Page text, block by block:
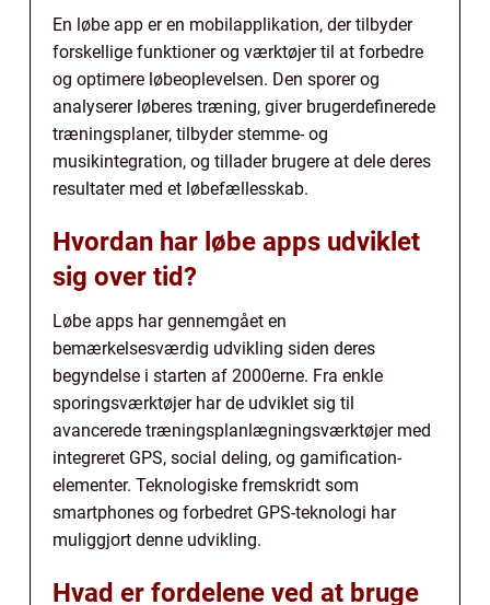
En løbe app er en mobilapplikation, der tilbyder
forskellige funktioner og værktøjer til at forbedre
og optimere løbeoplevelsen. Den sporer og
analyserer løberes træning, giver brugerdefinerede
træningsplaner, tilbyder stemme- og
musikintegration, og tillader brugere at dele deres
resultater med et løbefællesskab.
Hvordan har løbe apps udviklet
sig over tid?
Løbe apps har gennemgået en
bemærkelsesværdig udvikling siden deres
begyndelse i starten af 2000erne. Fra enkle
sporingsværktøjer har de udviklet sig til
avancerede træningsplanlægningsværktøjer med
integreret GPS, social deling, og gamification-
elementer. Teknologiske fremskridt som
smartphones og forbedret GPS-teknologi har
muliggjort denne udvikling.
Hvad er fordelene ved at bruge